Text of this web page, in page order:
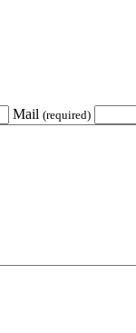
Mail (required)